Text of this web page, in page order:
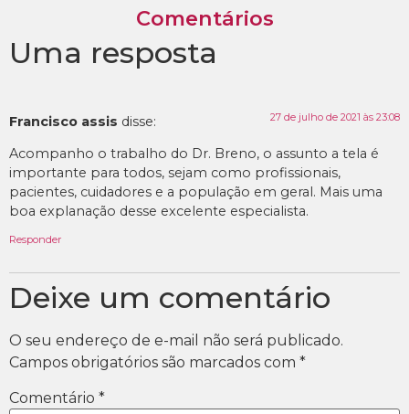
Comentários
Uma resposta
Francisco assis disse: 27 de julho de 2021 às 23:08
Acompanho o trabalho do Dr. Breno, o assunto a tela é
importante para todos, sejam como profissionais,
pacientes, cuidadores e a população em geral. Mais uma
boa explanação desse excelente especialista.
Responder
Deixe um comentário
O seu endereço de e-mail não será publicado.
Campos obrigatórios são marcados com *
Comentário *